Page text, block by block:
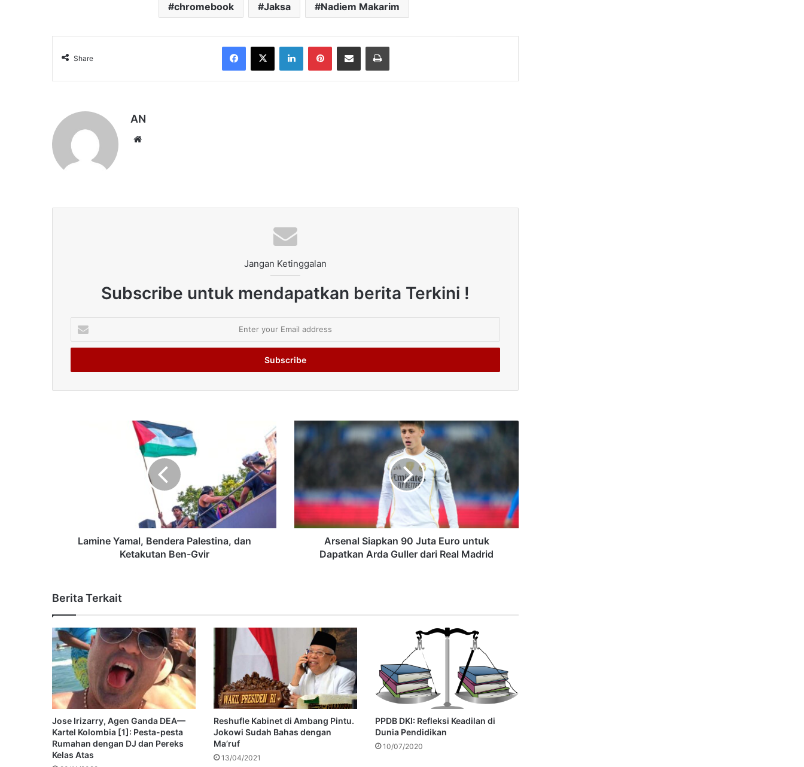
chromebook Jaksa Nadiem Makarim
Share
Facebook
X LinkedInPinterestShare via Email Print
AN
Jangan Ketinggalan
Subscribe untuk mendapatkan berita Terkini !
your
Email
Lamine Yamal, Bendera Palestina, dan
Ketakutan Ben-Gvir
Arsenal Siapkan 90 Juta Euro untuk
Dapatkan Arda Guller dari Real Madrid
Berita Terkait
Jose Irizarry, Agen Ganda DEA—
Kartel Kolombia [1]: Pesta-pesta
Rumahan dengan DJ dan Pereks
Kelas Atas
Reshufle Kabinet di Ambang Pintu.
Jokowi Sudah Bahas dengan
Ma’ruf
13/04/2021
PPDB DKI: Refleksi Keadilan di
Dunia Pendidikan
10/07/2020